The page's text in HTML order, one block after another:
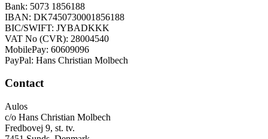
Bank: 5073 1856188
IBAN: DK7450730001856188
BIC/SWIFT: JYBADKKK
VAT No (CVR): 28004540
MobilePay: 60609096
PayPal: Hans Christian Molbech
Contact
Aulos
c/o Hans Christian Molbech
Fredbovej 9, st. tv.